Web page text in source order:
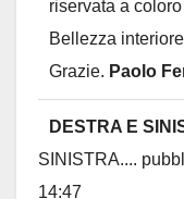
riservata a
Bellezza
Grazie. Paolo
DESTRA E
SINISTRA....
14:47